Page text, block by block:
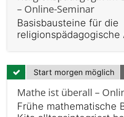
– Online-Seminar
Basisbausteine für die
Start morgen möglich
Mathe ist überall –
Frühe mathematische